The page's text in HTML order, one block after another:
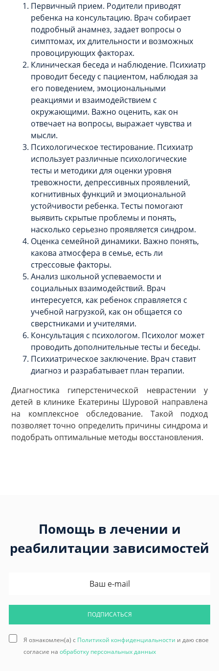
Первичный прием. Родители приводят
ребенка на консультацию. Врач собирает
подробный анамнез, задает вопросы о
симптомах, их длительности и возможных
провоцирующих факторах.
Клиническая беседа и наблюдение. Психиатр
проводит беседу с пациентом, наблюдая за
его поведением, эмоциональными
реакциями и взаимодействием с
окружающими. Важно оценить, как он
отвечает на вопросы, выражает чувства и
мысли.
Психологическое тестирование. Психиатр
использует различные психологические
тесты и методики для оценки уровня
тревожности, депрессивных проявлений,
когнитивных функций и эмоциональной
устойчивости ребенка. Тесты помогают
выявить скрытые проблемы и понять,
насколько серьезно проявляется синдром.
Оценка семейной динамики. Важно понять,
какова атмосфера в семье, есть ли
стрессовые факторы.
Анализ школьной успеваемости и
социальных взаимодействий. Врач
интересуется, как ребенок справляется с
учебной нагрузкой, как он общается со
сверстниками и учителями.
Консультация с психологом. Психолог может
проводить дополнительные тесты и беседы.
Психиатрическое заключение. Врач ставит
диагноз и разрабатывает план терапии.
Диагностика гиперстенической неврастении у
детей в клинике Екатерины Шуровой направлена
на комплексное обследование. Такой подход
позволяет точно определить причины синдрома и
подобрать оптимальные методы восстановления.
Помощь в лечении и
реабилитации зависимостей
ПОДПИСАТЬСЯ
Я ознакомлен(а) с Политикой конфиденциальности и даю свое
согласие на обработку персональных данных